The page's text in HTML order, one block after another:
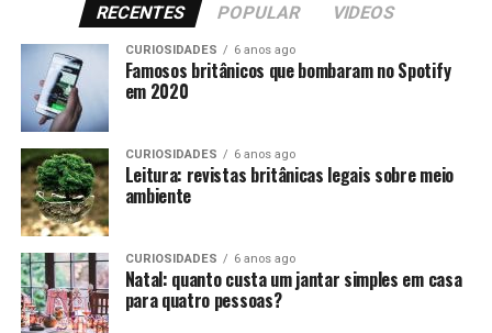
25 curiosidades sobre
Londres que você precisa
saber
15/12/2014
Em "Curiosidades"
RELATED TOPICS: DESTAQUE
UP NEXT
Três dos rios mais curiosos do Reino Unido
DON'T MISS
Quanto custa o aluguel nos bairros mais legais de
Londres?
RECENTES POPULAR VIDEOS
CURIOSIDADES 6 anos ago
Famosos britânicos que bombaram no Spotify
em 2020
CURIOSIDADES 6 anos ago
Leitura: revistas britânicas legais sobre meio
ambiente
CURIOSIDADES 6 anos ago
Natal: quanto custa um jantar simples em casa
para quatro pessoas?